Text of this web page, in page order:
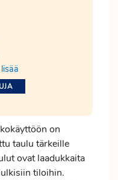
on
taulu tärkeille
ovat laadukkaita
tiloihin.